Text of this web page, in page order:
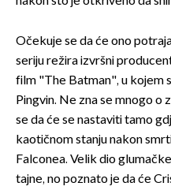
Očekuje se da će ono
seriju režira izvršni
film "The Batman", u kojem
Pingvin. Ne zna se mnogo o
se da će se nastaviti tamo
kaotičnom stanju nakon
Falconea. Velik dio
tajne, no poznato je da će